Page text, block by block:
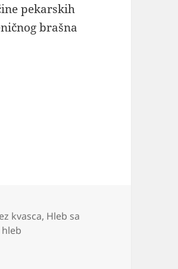
pekarskih
brašna
napraviti domaći hrono hleb
kvasca, Hleb sa
hleb
i uvek uspeva recept